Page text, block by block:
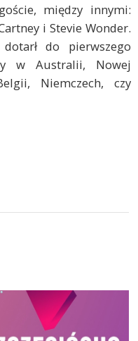
między innymi:
i Stevie Wonder.
do pierwszego
w Australii, Nowej
Niemczech, czy